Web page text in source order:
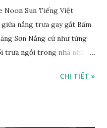
Noon Sun Tiếng Việt
nắng trưa gay gắt Bấm
Sơn Nắng cứ như từng
trưa ngồi trong nhà nhìn
CHI TIẾT »